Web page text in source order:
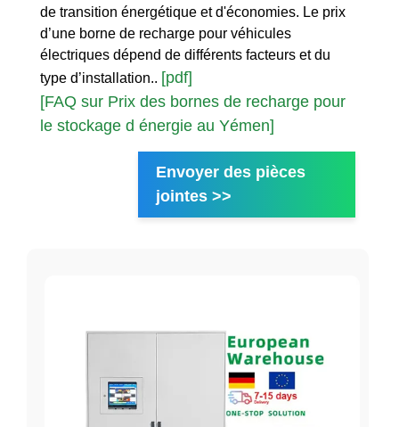
de transition énergétique et d'économies. Le prix
d’une borne de recharge pour véhicules
électriques dépend de différents facteurs et du
type d’installation.. [pdf]
[FAQ sur Prix des bornes de recharge pour
le stockage d énergie au Yémen]
Envoyer des pièces
jointes >>